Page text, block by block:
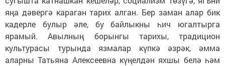
яңа дәвергә караган тарих алган. Бер заман алар бик
кадерле булыр әле, бу байлыкны һич югалтырга
ярамый. Авылның борынгы тарихы, традицион
культурасы турында язмалар күпкә әзрәк, әмма
аларны Татьяна Алексеевна күңелдән яхшы белә һәм